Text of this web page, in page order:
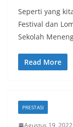
Seperti yang
Festival dan
Sekolah
Read More
PRESTASI
Agustus 19, 2022